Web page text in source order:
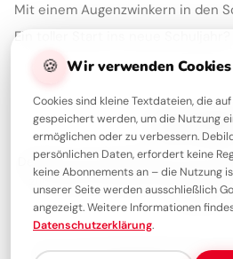
🍪 Wir verwenden Cookies
Cookies sind kleine Textdateien, die
gespeichert werden, um die Nutzung
ermöglichen oder zu verbessern.
persönlichen Daten, erfordert keine
keine Abonnements an – die Nutzung
unserer Seite werden ausschließlich
angezeigt. Weitere Informationen
Datenschutzerklärung.
Über
Debilder ist deine Plattform für die
zum Teilen. Entdecke unsere
Lächeln!
Über unsKontaktRedaktion